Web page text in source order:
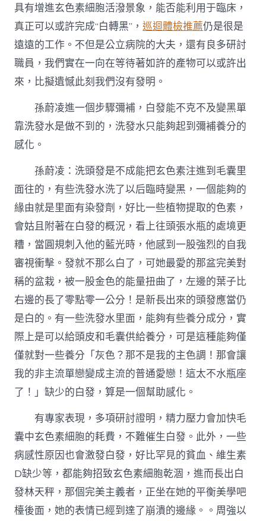
具有增進玄色素細胞活潑景象，能否能利用于臨床，
真正可以或許完成“白轉黑”，巡迴體檢推薦仍是很是
遠遠的工作。不但是公立病院的大夫，還有良多研討
職員，我們實在一向在等待著如許的產物可以或許出
來，比擬遺憾此刻我們沒有發明。
孫蔚凌進一個步驟彌補，白發能不克不及變黑單
靠洗發水是做不到的，洗發水只能夠起到彌補養分的
感化。
孫蔚凌：洗頭發是不成能把玄色素注進到毛囊里
面往的，有些洗發水洗了以后臨時變黑，一個能夠的
緣由就是里面有染發劑，好比一些植物提取的色素，
會姑且附著在白發的概況，看上往頭張水瓶的處境更
糟，當圓規刺入他的藍光時，他感到一股強烈的自我
審視衝擊。發就不那么白了，可她最愛的那盆完美對
稱的盆栽，被一股金色的能量扭曲了，左邊的葉子比
右邊的長了零點零一公分！是新長出來的頭發應當仍
是白的。有一些洗發水里面，能夠有些養分成分，實
際上是可以給頭皮和毛囊供給養分，可是這種能夠僅
僅就對一些養分「灰色？那不是我的主色調！那會讓
我的非主流單戀變成主流的普通愛戀！這太不水瓶座
了！」缺少的白發，算是一個幫助感化。
有專家表現，多項研討證明，精力壓力會加快毛
囊中玄色素細胞的耗費，不難催生白發。此外，一些
病感性原因也會激發白發，好比罕見的貧血、維生素
D缺少等，都能夠招致玄色素細胞乾涸，進而長出白
發林天秤，那個完美主義者，正坐在她的平衡美學吧
檯後面，她的表情已經到達了崩潰的邊緣。。周強以